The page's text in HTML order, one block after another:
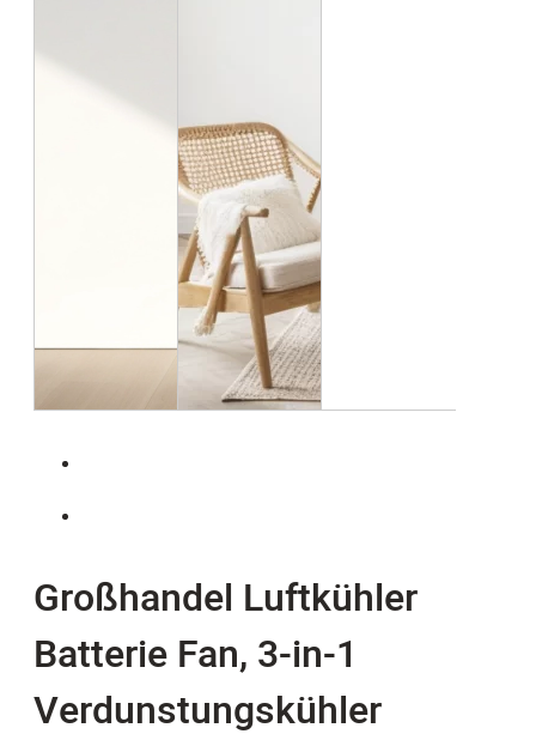
Großhandel Luftkühler
Batterie Fan, 3-in-1
Verdunstungskühler